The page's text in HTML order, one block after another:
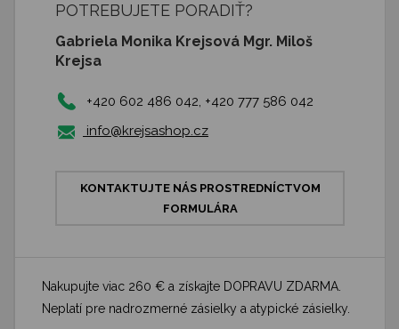
POTREBUJETE PORADIŤ?
Gabriela Monika Krejsová Mgr. Miloš
Krejsa
+420 602 486 042, +420 777 586 042
info@krejsashop.cz
KONTAKTUJTE NÁS PROSTREDNÍCTVOM
FORMULÁRA
Nakupujte viac 260 € a získajte DOPRAVU ZDARMA.
Neplatí pre nadrozmerné zásielky a atypické zásielky.